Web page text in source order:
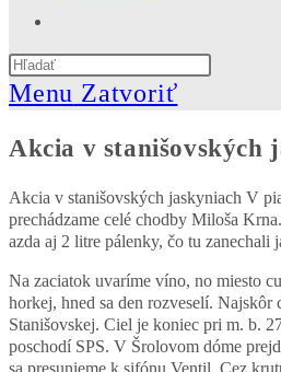
website
search
the
panel.
Menu Zatvoriť
Akcia v stanišovských
Akcia v stanišovských jaskyniach V
prechádzame celé chodby Miloša
azda aj 2 litre pálenky, čo tu
Na zaciatok uvaríme víno, no miesto
horkej, hned sa den rozveselí.
Stanišovskej. Ciel je koniec pri m. b.
poschodí SPS. V Šrolovom dóme